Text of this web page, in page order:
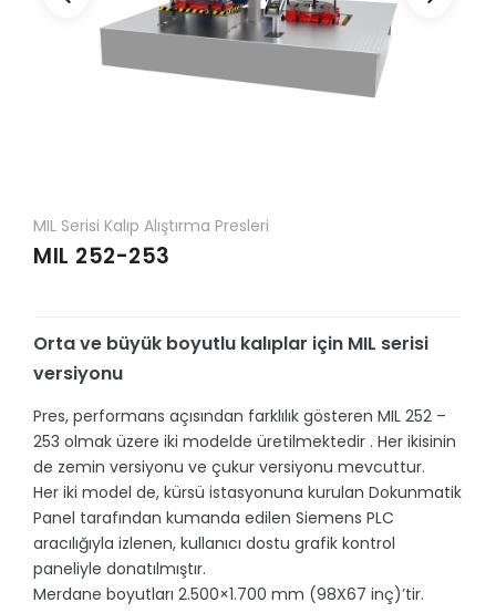
MIL Serisi Kalıp Alıştırma Presleri
MIL 252-253
Orta ve büyük boyutlu kalıplar için MIL serisi
versiyonu
Pres, performans açısından farklılık gösteren MIL 252 –
253 olmak üzere iki modelde üretilmektedir . Her ikisinin
de zemin versiyonu ve çukur versiyonu mevcuttur.
Her iki model de, kürsü istasyonuna kurulan Dokunmatik
Panel tarafından kumanda edilen Siemens PLC
aracılığıyla izlenen, kullanıcı dostu grafik kontrol
paneliyle donatılmıştır.
Merdane boyutları 2.500×1.700 mm (98X67 inç)’tir.